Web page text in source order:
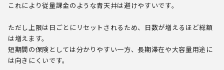
これにより従量課金のような青天井は避けやすいです。
ただし上限は日ごとにリセットされるため、日数が増えるほど総額
は増えます。
短期間の保険としては分かりやすい一方、長期滞在や大容量用途に
は向きにくいです。